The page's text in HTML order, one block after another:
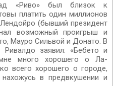
«Риво» был близок к
платить один миллионов
(бывший президент
возможный проигрыш и
Мауро Сильвой и Донато. В
Ривалдо заявил: «Бебето и
много хорошего о Ла-
всего хорошего о городе,
в предвкушении и